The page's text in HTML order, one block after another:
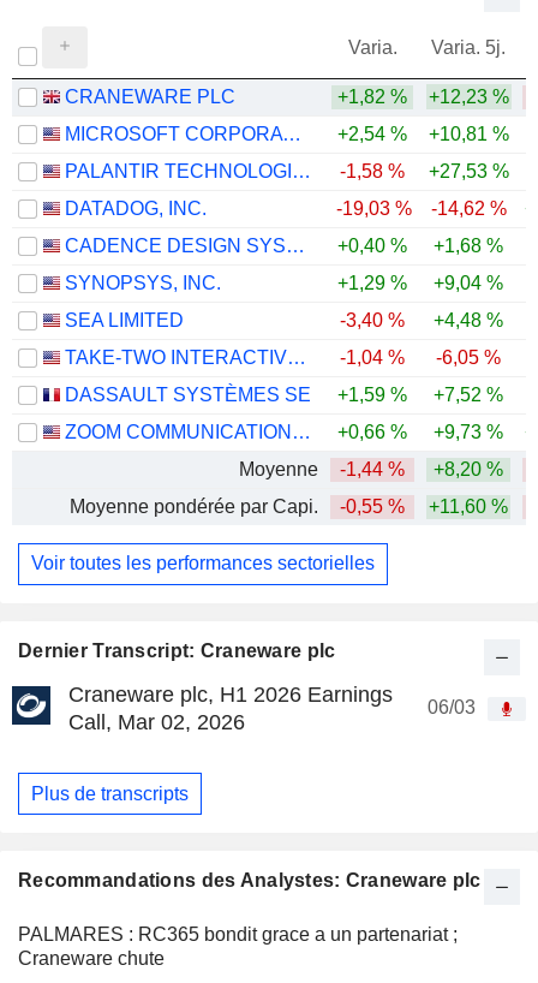
Dernier Transcript: Craneware plc
Craneware plc, H1 2026 Earnings
Call, Mar 02, 2026
06/03
Plus de transcripts
Recommandations des Analystes: Craneware plc
PALMARES : RC365 bondit grace a un partenariat ;
Craneware chute
Varia. Varia. 5j.
CRANEWARE PLC +1,82 % +12,23 %
MICROSOFT CORPORATION
+2,54 % +10,81 %
PALANTIR TECHNOLOGIES INC.
-1,58 % +27,53 %
DATADOG, INC.
-19,03 % -14,62 %
CADENCE DESIGN SYSTEMS, INC.
+0,40 % +1,68 %
SYNOPSYS, INC.
+1,29 % +9,04 %
SEA LIMITED
-3,40 % +4,48 %
TAKE-TWO INTERACTIVE SOFTWARE, INC.
-1,04 % -6,05 %
DASSAULT SYSTÈMES SE
+1,59 % +7,52 %
ZOOM COMMUNICATIONS, INC.
+0,66 % +9,73 %
Moyenne
-1,44 % +8,20 %
Moyenne pondérée par Capi.
-0,55 % +11,60 %
Voir toutes les performances sectorielles